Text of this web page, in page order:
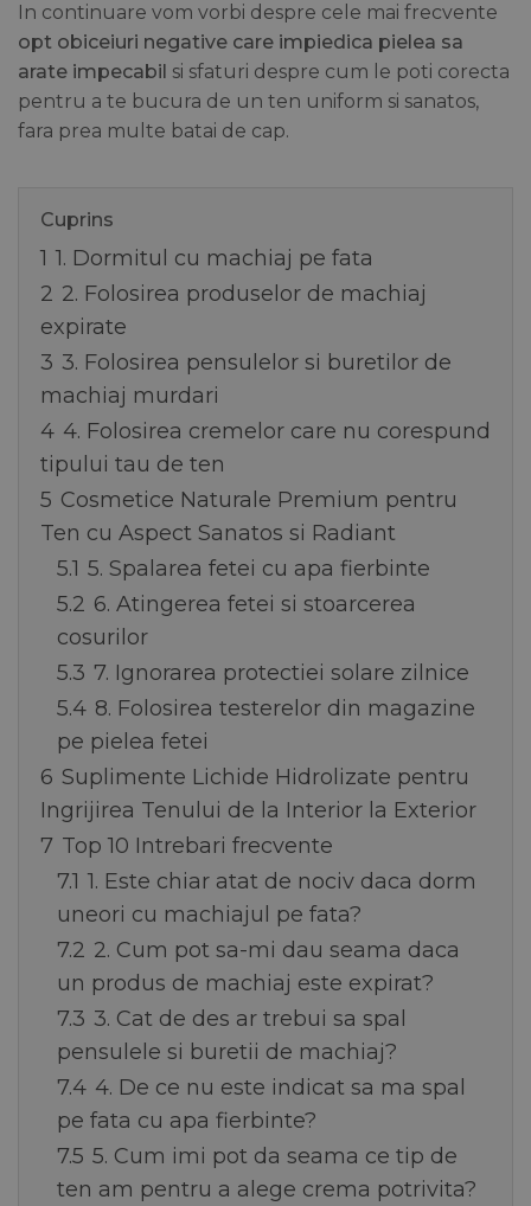
In continuare vom vorbi despre cele mai frecvente
opt obiceiuri negative care impiedica pielea sa
arate impecabil si sfaturi despre cum le poti corecta
pentru a te bucura de un ten uniform si sanatos,
fara prea multe batai de cap.
Cuprins
1 1. Dormitul cu machiaj pe fata
2 2. Folosirea produselor de machiaj
expirate
3 3. Folosirea pensulelor si buretilor de
machiaj murdari
4 4. Folosirea cremelor care nu corespund
tipului tau de ten
5 Cosmetice Naturale Premium pentru
Ten cu Aspect Sanatos si Radiant
5.1 5. Spalarea fetei cu apa fierbinte
5.2 6. Atingerea fetei si stoarcerea
cosurilor
5.3 7. Ignorarea protectiei solare zilnice
5.4 8. Folosirea testerelor din magazine
pe pielea fetei
6 Suplimente Lichide Hidrolizate pentru
Ingrijirea Tenului de la Interior la Exterior
7 Top 10 Intrebari frecvente
7.1 1. Este chiar atat de nociv daca dorm
uneori cu machiajul pe fata?
7.2 2. Cum pot sa-mi dau seama daca
un produs de machiaj este expirat?
7.3 3. Cat de des ar trebui sa spal
pensulele si buretii de machiaj?
7.4 4. De ce nu este indicat sa ma spal
pe fata cu apa fierbinte?
7.5 5. Cum imi pot da seama ce tip de
ten am pentru a alege crema potrivita?